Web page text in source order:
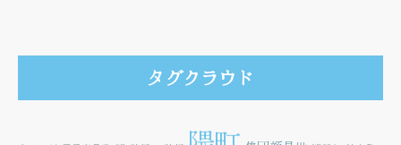
タグクラウド